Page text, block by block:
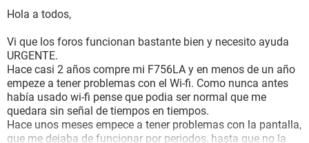
Hola a todos,
Vi que los foros funcionan bastante bien y necesito ayuda
URGENTE.
Hace casi 2 años compre mi F756LA y en menos de un año
empeze a tener problemas con el Wi-fi. Como nunca antes
había usado wi-fi pense que podia ser normal que me
quedara sin señal de tiempos en tiempos.
Hace unos meses empece a tener problemas con la pantalla,
que me dejaba de funcionar por periodos, hasta que no la